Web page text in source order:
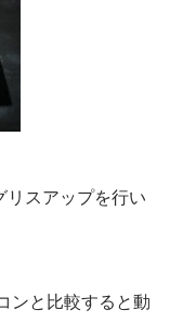
リスアップを行い
ンと比較すると動